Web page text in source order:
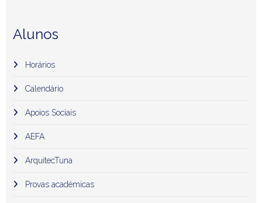
Alunos
Horários
Calendário
Apoios Sociais
AEFA
ArquitecTuna
Provas académicas